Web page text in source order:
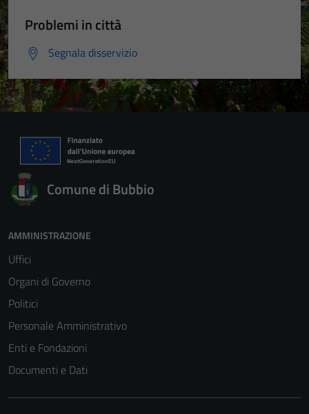
Problemi in città
Segnala disservizio
Comune di Bubbio
AMMINISTRAZIONE
Uffici
Organi di Governo
Politici
Personale Amministrativo
Enti e Fondazioni
Documenti e Dati